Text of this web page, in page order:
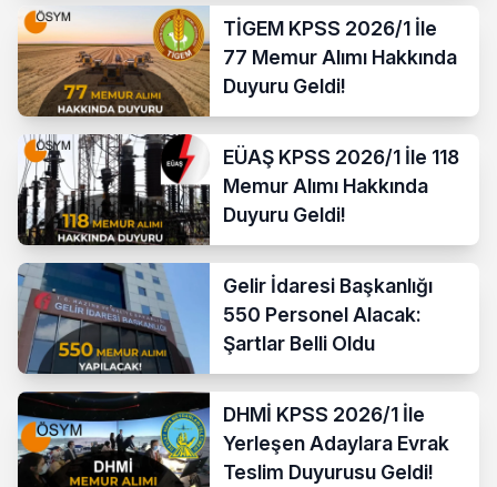
TİGEM KPSS 2026/1 İle
77 Memur Alımı Hakkında
Duyuru Geldi!
EÜAŞ KPSS 2026/1 İle 118
Memur Alımı Hakkında
Duyuru Geldi!
Gelir İdaresi Başkanlığı
550 Personel Alacak:
Şartlar Belli Oldu
DHMİ KPSS 2026/1 İle
Yerleşen Adaylara Evrak
Teslim Duyurusu Geldi!